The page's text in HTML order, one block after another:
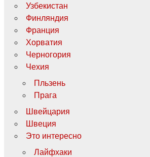
Узбекистан
Финляндия
Франция
Хорватия
Черногория
Чехия
Пльзень
Прага
Швейцария
Швеция
Это интересно
Лайфхаки